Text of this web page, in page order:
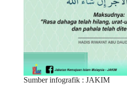
Sumber infografik : JAKIM